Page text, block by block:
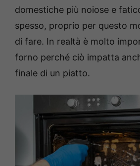
domestiche più noiose e
spesso, proprio per questo
di fare. In realtà è molto
forno perché ciò impatta
finale di un piatto.